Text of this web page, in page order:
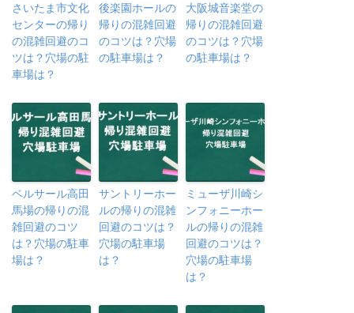
さいたま市文化
センターの帰り
の混雑回避のコ
ツは？穴場の駐
車場は？
後楽園ホールの
帰りの混雑回避
のコツは？穴場
の駐車場は？
大阪城音楽堂の
帰りの混雑回避
のコツは？穴場
の駐車場は？
ベルサール高田
馬場の帰りの混
雑回避のコツ
は？穴場の駐車
場は？
サントリーホー
ルの帰りの混雑
回避のコツは？
穴場の駐車場
は？
ミューザ川崎シ
ンフォニーホー
ルの帰りの混雑
回避のコツは？
穴場の駐車場
は？